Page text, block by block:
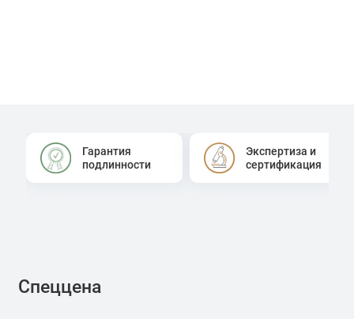
Гарантия
подлинности
Экспертиза и
сертификация
Спеццена